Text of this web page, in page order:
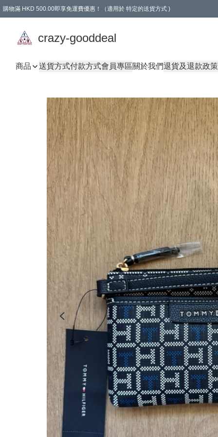
購物滿 HKD 500.00即享免運費優惠！（適用於 特定的送貨方式 )
crazy-gooddeal
商品 送貨方式付款方式會員專區關於我們退貨及退款政策